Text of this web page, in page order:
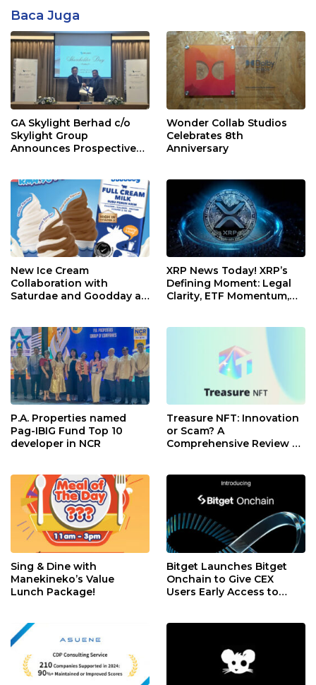
Baca Juga
GA Skylight Berhad c/o
Skylight Group
Announces Prospective
Berhad
Wonder Collab Studios
Celebrates 8th
Anniversary
New Ice Cream
Collaboration with
Saturdae and Goodday at
XRP News Today! XRP’s
Defining Moment: Legal
Clarity, ETF Momentum,
P.A. Properties named
Pag-IBIG Fund Top 10
developer in NCR
Treasure NFT: Innovation
or Scam? A
Comprehensive Review of
Sing & Dine with
Manekineko’s Value
Lunch Package!
Bitget Launches Bitget
Onchain to Give CEX
Users Early Access to